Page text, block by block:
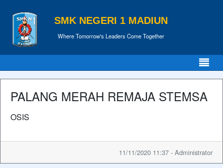
SMK NEGERI 1 MADIUN
Where Tomorrow's Leaders Come Together
PALANG MERAH REMAJA STEMSA
OSIS
11/11/2020 11:37 - Administrator